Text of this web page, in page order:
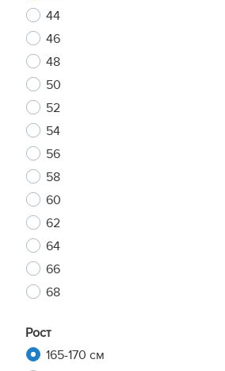
44
46
48
50
52
54
56
58
60
62
64
66
68
Рост
165-170 см